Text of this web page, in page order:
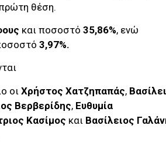
θέση.
και ποσοστό 35,86%, ενώ
3,97%.
οι Χρήστος Χατζηπαπάς,
Βερβερίδης, Ευθυμία
Κασίμος και Βασίλειος